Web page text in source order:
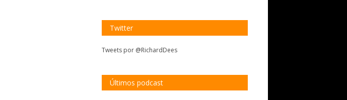
Twitter
Tweets por @RichardDees
Últimos podcast